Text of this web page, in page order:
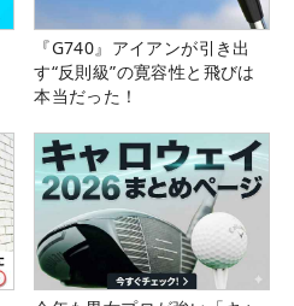
『G740』アイアンが引き出
す“反則級”の寛容性と飛びは
本当だった！